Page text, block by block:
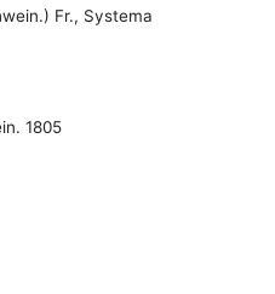
Fr., Systema
1805